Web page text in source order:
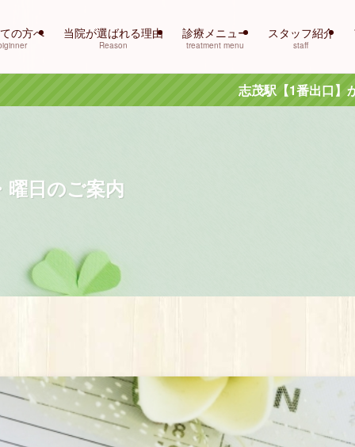
の方へ 当院が選ばれる理由
Reason
診療メニュー
treatment menu
スタッフ紹介
staff
志茂駅【1番出口】から徒歩0分！土日も診
曜日のご案内